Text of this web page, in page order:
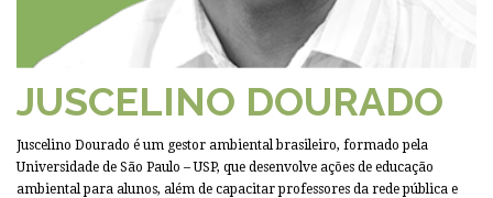
JUSCELINO DOURADO
Juscelino Dourado é um gestor ambiental brasileiro, formado pela
Universidade de São Paulo – USP, que desenvolve ações de educação
ambiental para alunos, além de capacitar professores da rede pública e